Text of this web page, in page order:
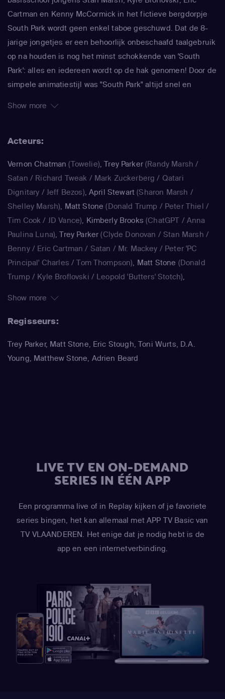
Cartman en Kenny McCormick in het fictieve bergdorpje
South Park wordt geen enkel taboe geschuwd. Dat de 8-
jarige jongetjes er een behoorlijk onbeschaafd taalgebruik
op na houden is nog het minst schokkende van 'South
Park': alles en iedereen wordt op de hak genomen! Door de
simpele animatiestijl was "South Park" altijd snel en
afgewisseld door absurde verhaallijnen over gigantische
zelden ongeschonden vanaf, als zij in "South Park" worden
gepersifleerd. Zo doken Michael Jackson, Paris Hilton, Al
Gore en Kanye West al in South Park op, om er maar een
paar te noemen.
Show more
Acteurs:
Vernon Chatman (Towelie),Trey Parker(Randy Marsh /
Satan / Richard Tweak / Mark Zuckerberg / Qatari
Dignitary / Jeff Bezos),April Stewart (Sharon Marsh /
Shelley Marsh), Matt Stone (Donald Trump / Peter Thiel /
Tim Cook / JD Vance), Kimberly Brooks (ChatGPT / Anna
Paulina Luna),Trey Parker (Clyde Donovan / Stan Marsh /
Benny / Eric Cartman / Satan / Mr. Mackey / Peter 'PC
Principal' Charles / Tom Thompson), Matt Stone (Donald
Trump / Kyle Broflovski / Leopold 'Butters' Stotch),
Cartman / Randy Marsh / Harrison Yates / Pi Pi / Water
/ Butters Stotch / ManBearPig / Mr. Cusslor),April Stewart
(Liane Cartman / Sharon Marsh / Shelly Marsh)
(Yentl Cartman),Kimberly Brooks(Interviewer)
Show more
Regisseurs:
Trey Parker, Matt Stone, Eric Stough, Toni Wurts, D.A.
Young, Matthew Stone, Adrien Beard
LIVE TV EN ON-DEMAND
SERIES IN ÉÉN APP
Een programma live of in Replay kijken of je favoriete
series bingen, het kan allemaal met APP TV Basic van
TV VLAANDEREN. Het enige dat je nodig hebt is de
app en een internetverbinding.